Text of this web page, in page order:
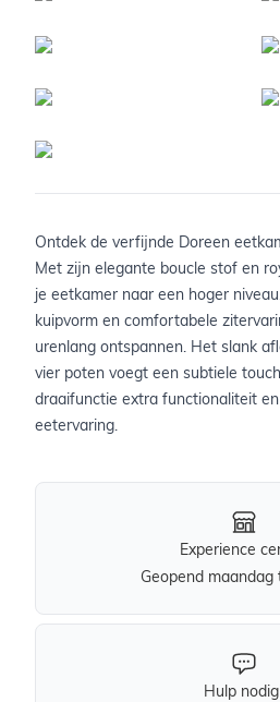
Ontdek de verfijnde Doreen
Met zijn elegante boucle stof en
je eetkamer naar een hoger
kuipvorm en comfortabele
urenlang ontspannen. Het slank
vier poten voegt een subtiele
draaifunctie extra functionaliteit
eetervaring.
Experience
Geopend
Hulp